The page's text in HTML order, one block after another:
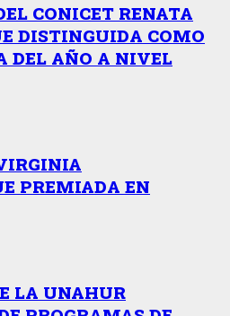
CONICET RENATA
DISTINGUIDA COMO
DEL AÑO A NIVEL
PREMIADA EN
LA UNAHUR